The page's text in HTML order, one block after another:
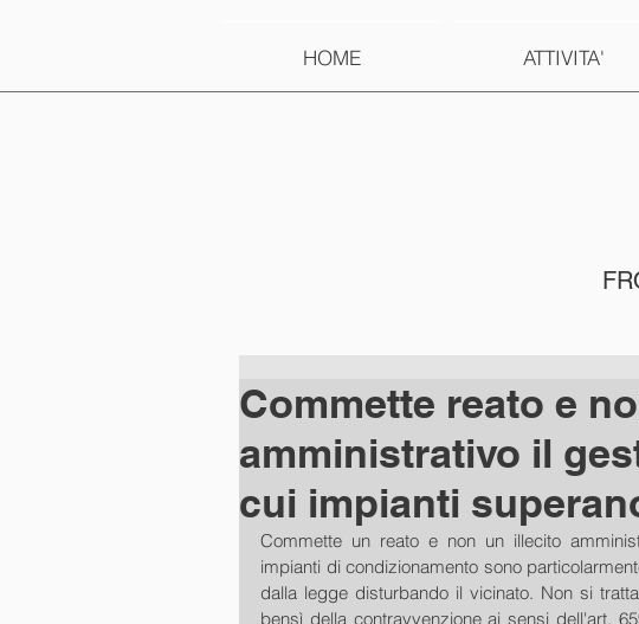
HOME ATTIVITA'
Commette reato e
amministrativo il
cui impianti
Commette un reato e non un illecito
impianti di condizionamento sono
dalla legge disturbando il vicinato. Non si
bensì della contravvenzione ai sensi dell'art.